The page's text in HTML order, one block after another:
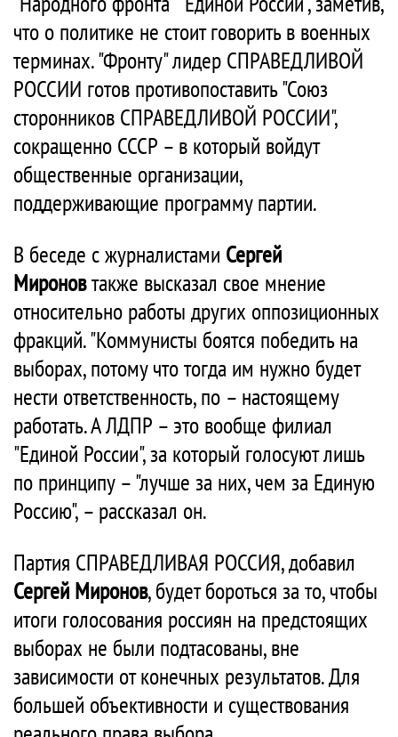
что о политике не стоит говорить в военных
терминах. "Фронту" лидер СПРАВЕДЛИВОЙ
РОССИИ готов противопоставить "Союз
сторонников СПРАВЕДЛИВОЙ РОССИИ",
сокращенно СССР – в который войдут
общественные организации,
поддерживающие программу партии.
В беседе с журналистами Сергей
Мироновтакже высказал свое мнение
относительно работы других оппозиционных
фракций. "Коммунисты боятся победить на
выборах, потому что тогда им нужно будет
нести ответственность, по – настоящему
работать. А ЛДПР – это вообще филиал
"Единой России", за который голосуют лишь
по принципу – "лучше за них, чем за Единую
Россию", – рассказал он.
Партия СПРАВЕДЛИВАЯ РОССИЯ, добавил
Сергей Миронов, будет бороться за то, чтобы
итоги голосования россиян на предстоящих
выборах не были подтасованы, вне
зависимости от конечных результатов. Для
большей объективности и существования